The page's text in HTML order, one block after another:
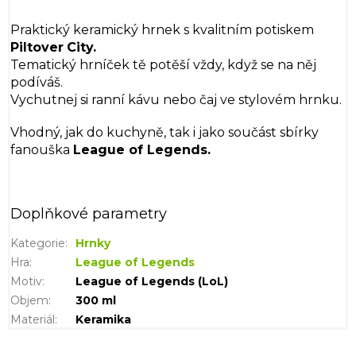
Praktický keramický hrnek s kvalitním potiskem
Piltover City.
Tematický hrníček tě potěší vždy, když se na něj
podíváš.
Vychutnej si ranní kávu nebo čaj ve stylovém hrnku.
Vhodný, jak do kuchyně, tak i jako součást sbírky
fanouška League of Legends.
Doplňkové parametry
Kategorie:
Hrnky
Hra:
League of Legends
Motiv:
League of Legends (LoL)
Objem:
300 ml
Materiál: Keramika